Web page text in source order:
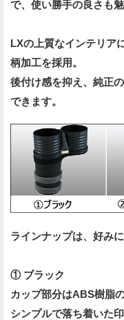
で、使い勝手の良さも魅
LXの上質なインテリア
柄加工を採用。
後付け感を抑え、純正
できます。
ラインナップは、好み
① ブラック
カップ部分はABS樹脂
シンプルで落ち着いた